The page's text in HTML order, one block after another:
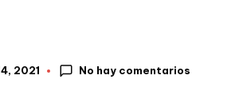
2021 No hay comentarios